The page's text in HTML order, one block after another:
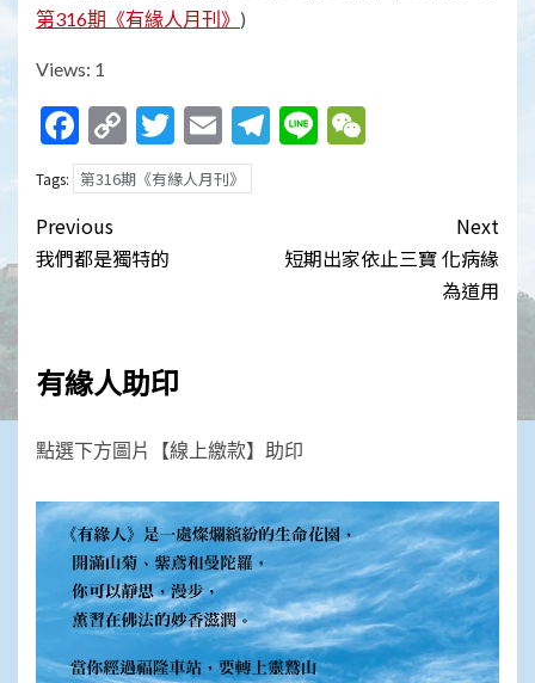
第316期《有緣人月刊》 )
Views: 1
Facebook
Copy
Link
Twitter
EmailTelegram
Line
Tags: 第316期《有緣人月刊》
Post
navigation
Previous
我們都是獨特的
Next
短期出家依止三寶 化病緣
為道用
有緣人助印
點選下方圖片【線上繳款】助印